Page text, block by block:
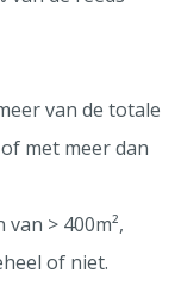
van de totale
met meer dan
> 400m²,
of niet.